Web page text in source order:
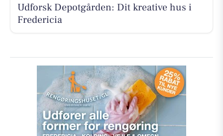
Udforsk Depotgården: Dit kreative hus i
Fredericia